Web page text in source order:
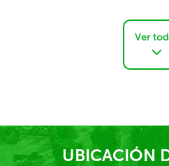
Ver
UBICACIÓN